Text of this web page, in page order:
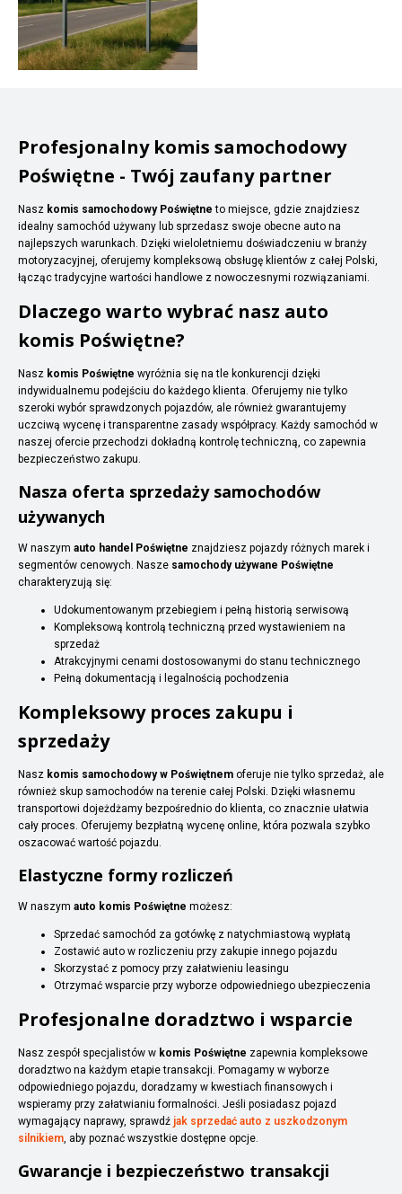
Profesjonalny komis samochodowy
Poświętne - Twój zaufany partner
Nasz komis samochodowy Poświętne to miejsce, gdzie znajdziesz
idealny samochód używany lub sprzedasz swoje obecne auto na
najlepszych warunkach. Dzięki wieloletniemu doświadczeniu w branży
motoryzacyjnej, oferujemy kompleksową obsługę klientów z całej Polski,
łącząc tradycyjne wartości handlowe z nowoczesnymi rozwiązaniami.
Dlaczego warto wybrać nasz auto
komis Poświętne?
Nasz komis Poświętne wyróżnia się na tle konkurencji dzięki
indywidualnemu podejściu do każdego klienta. Oferujemy nie tylko
szeroki wybór sprawdzonych pojazdów, ale również gwarantujemy
uczciwą wycenę i transparentne zasady współpracy. Każdy samochód w
naszej ofercie przechodzi dokładną kontrolę techniczną, co zapewnia
bezpieczeństwo zakupu.
Nasza oferta sprzedaży samochodów
używanych
W naszym auto handel Poświętne znajdziesz pojazdy różnych marek i
segmentów cenowych. Nasze samochody używane Poświętne
charakteryzują się:
Udokumentowanym przebiegiem i pełną historią serwisową
Kompleksową kontrolą techniczną przed wystawieniem na
sprzedaż
Atrakcyjnymi cenami dostosowanymi do stanu technicznego
Pełną dokumentacją i legalnością pochodzenia
Kompleksowy proces zakupu i
sprzedaży
Nasz komis samochodowy w Poświętnem oferuje nie tylko sprzedaż, ale
również skup samochodów na terenie całej Polski. Dzięki własnemu
transportowi dojeżdżamy bezpośrednio do klienta, co znacznie ułatwia
cały proces. Oferujemy bezpłatną wycenę online, która pozwala szybko
oszacować wartość pojazdu.
Elastyczne formy rozliczeń
W naszym auto komis Poświętne możesz:
Sprzedać samochód za gotówkę z natychmiastową wypłatą
Zostawić auto w rozliczeniu przy zakupie innego pojazdu
Skorzystać z pomocy przy załatwieniu leasingu
Otrzymać wsparcie przy wyborze odpowiedniego ubezpieczenia
Profesjonalne doradztwo i wsparcie
Nasz zespół specjalistów w komis Poświętne zapewnia kompleksowe
doradztwo na każdym etapie transakcji. Pomagamy w wyborze
odpowiedniego pojazdu, doradzamy w kwestiach finansowych i
wspieramy przy załatwianiu formalności. Jeśli posiadasz pojazd
wymagający naprawy, sprawdź jak sprzedać auto z uszkodzonym
silnikiem, aby poznać wszystkie dostępne opcje.
Gwarancje i bezpieczeństwo transakcji